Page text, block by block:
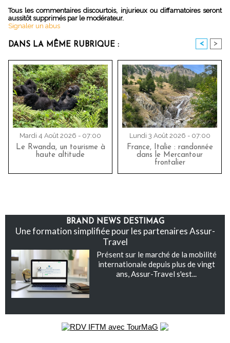
Tous les commentaires discourtois, injurieux ou diffamatoires seront
aussitôt supprimés par le modérateur.
Signaler un abus
DANS LA MÊME RUBRIQUE : < >
Mardi 4 Août 2026 - 07:00
Le Rwanda, un tourisme à
haute altitude
Lundi 3 Août 2026 - 07:00
France, Italie : randonnée
dans le Mercantour
frontalier
BRAND NEWS DESTIMAG
Une formation simplifiée pour les partenaires Assur-
Travel
Présent sur le marché de la mobilité
internationale depuis plus de vingt
ans, Assur-Travel s'est...